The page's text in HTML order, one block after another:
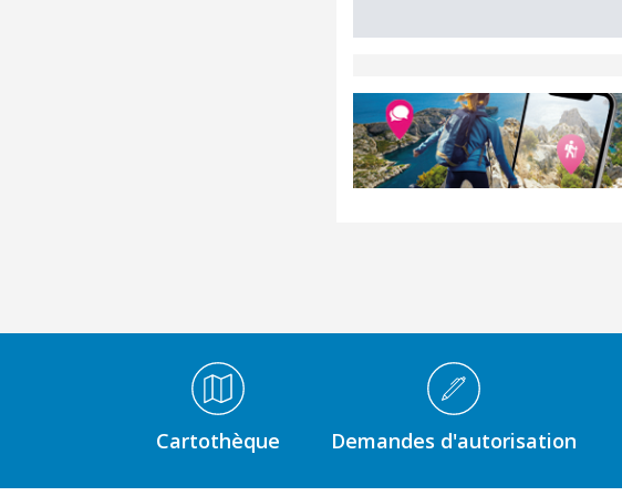
Médiathèque Footer
Cartothèque Demandes d'autorisation